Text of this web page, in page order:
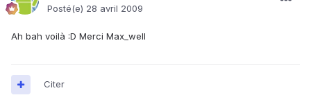
Posté(e) 28 avril 2009
Ah bah voilà :D Merci Max_well
Citer